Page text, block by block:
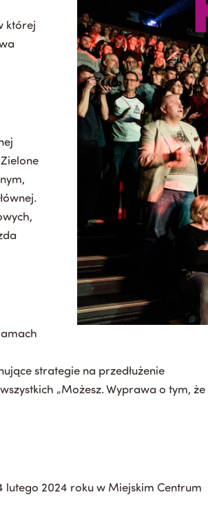
której
strategie na przedłużenie
„Możesz. Wyprawa o tym, że
lutego 2024 roku w Miejskim Centrum